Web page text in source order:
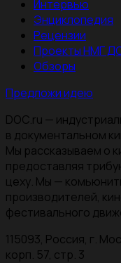
Интервью
Энциклопедия
Рецензии
Проекты НМГ
Обзоры
Предложи идею
DOC.ru —
в документальном
Мы рассказываем о
предоставляя
цеху. Мы —
производителей,
фестивального
115093, Россия, г.
корп. 57, стр. 3